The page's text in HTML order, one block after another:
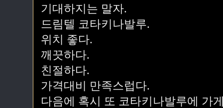
기대하지는 말자.
드림텔 코타키나발루.
위치 좋다.
깨끗하다.
친절하다.
가격대비 만족스럽다.
다음에 혹시 또 코타키나발루에 가